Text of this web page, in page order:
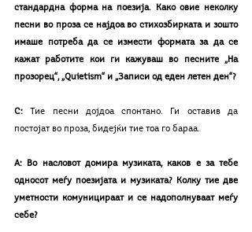
стандардна форма на поезија. Како овие неколку
песни во проза се најдоа во стихозбирката и зошто
имаше потреба да се измести формата за да се
кажат работите кои ги кажуваш во песните „На
прозорец“, „Quietism“ и „Записи од еден летен ден“?
С:
Тие песни дојдоа спонтано. Ги оставив да
постојат во проза, бидејќи тие тоа го бараа.
А: Во насловот домира музиката, каков е за тебе
односот меѓу поезијата и музиката? Колку тие две
уметности комуницираат и се надополнуваат меѓу
себе?